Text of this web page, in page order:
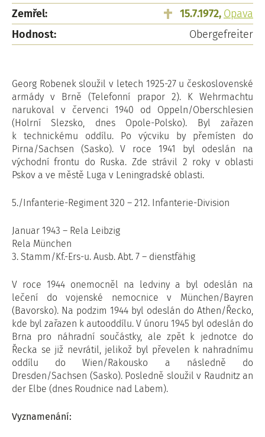
Zemřel:
15.7.1972, Opava
Hodnost:
Obergefreiter
Georg Robenek sloužil v letech 1925-27 u československé
armády v Brně (Telefonní prapor 2). K Wehrmachtu
narukoval v červenci 1940 od Oppeln/Oberschlesien
(Holrní Slezsko, dnes Opole-Polsko). Byl zařazen
k technickému oddílu. Po výcviku by přemísten do
Pirna/Sachsen (Sasko). V roce 1941 byl odeslán na
východní frontu do Ruska. Zde strávil 2 roky v oblasti
Pskov a ve městě Luga v Leningradské oblasti.
5./Infanterie-Regiment 320 – 212. Infanterie-Division
Januar 1943 – Rela Leibzig
Rela München
3. Stamm/Kf.-Ers-u. Ausb. Abt. 7 – dienstfähig
V roce 1944 onemocněl na ledviny a byl odeslán na
lečení do vojenské nemocnice v München/Bayren
(Bavorsko). Na podzim 1944 byl odeslán do Athen/Řecko,
kde byl zařazen k autooddílu. V únoru 1945 byl odeslán do
Brna pro náhradní součástky, ale zpět k jednotce do
Řecka se již nevrátil, jelikož byl převelen k nahradnímu
oddílu do Wien/Rakousko a následně do
Dresden/Sachsen (Sasko). Posledně sloužil v Raudnitz an
der Elbe (dnes Roudnice nad Labem).
Vyznamenání: